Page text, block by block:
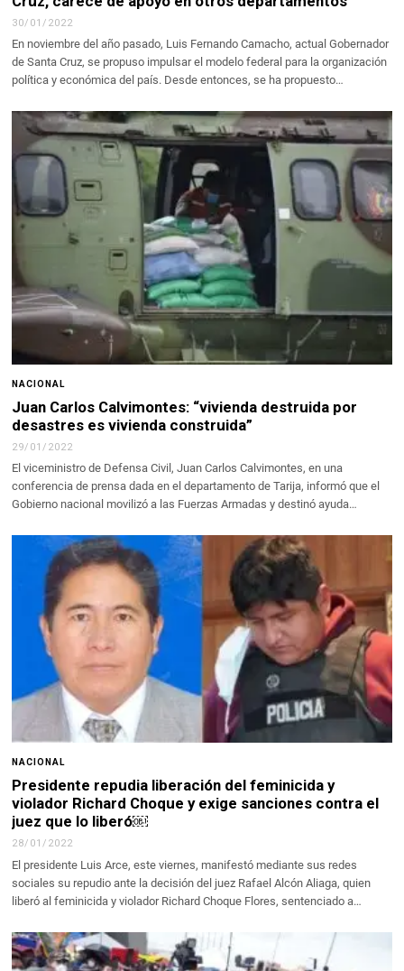
30/01/2022
En noviembre del año pasado, Luis Fernando Camacho, actual Gobernador
de Santa Cruz, se propuso impulsar el modelo federal para la organización
política y económica del país. Desde entonces, se ha propuesto…
NACIONAL
Juan Carlos Calvimontes: “vivienda destruida por
desastres es vivienda construida”
29/01/2022
El viceministro de Defensa Civil, Juan Carlos Calvimontes, en una
conferencia de prensa dada en el departamento de Tarija, informó que el
Gobierno nacional movilizó a las Fuerzas Armadas y destinó ayuda…
NACIONAL
Presidente repudia liberación del feminicida y
violador Richard Choque y exige sanciones contra el
juez que lo liberó￼
28/01/2022
El presidente Luis Arce, este viernes, manifestó mediante sus redes
sociales su repudio ante la decisión del juez Rafael Alcón Aliaga, quien
liberó al feminicida y violador Richard Choque Flores, sentenciado a…